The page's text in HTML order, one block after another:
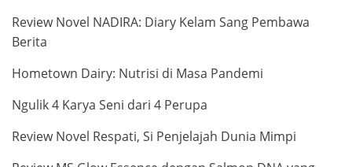
Review Novel NADIRA: Diary Kelam Sang Pembawa
Berita
Hometown Dairy: Nutrisi di Masa Pandemi
Ngulik 4 Karya Seni dari 4 Perupa
Review Novel Respati, Si Penjelajah Dunia Mimpi